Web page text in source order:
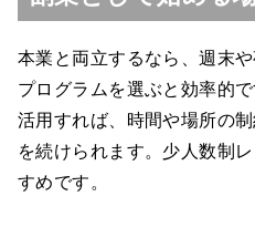
本業と両立するなら、週末
プログラムを選ぶと効率的
活用すれば、時間や場所の
を続けられます。少人数制
すめです。